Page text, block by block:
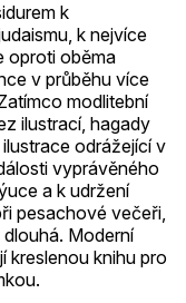
k
k nejvíce
oproti oběma
v průběhu více
modlitební
ilustrací, hagady
odrážející v
vyprávěného
a k udržení
pesachové večeři,
Moderní
kreslenou knihu pro